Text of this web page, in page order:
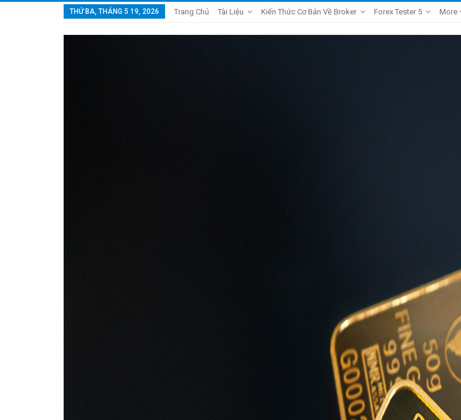
THỨ BA, THÁNG 5 19, 2026 Trang Chủ Tài Liệu Kiến Thức Cơ Bản Về Broker Forex Tester 5 More